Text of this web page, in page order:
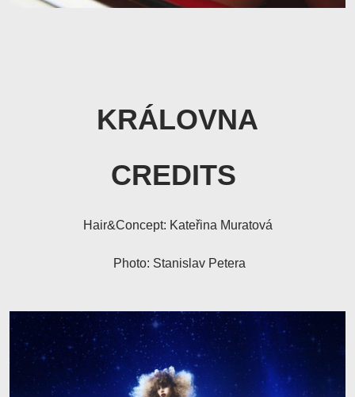
KRÁLOVNA
CREDITS
Hair&Concept: Kateřina Muratová
Photo: Stanislav Petera